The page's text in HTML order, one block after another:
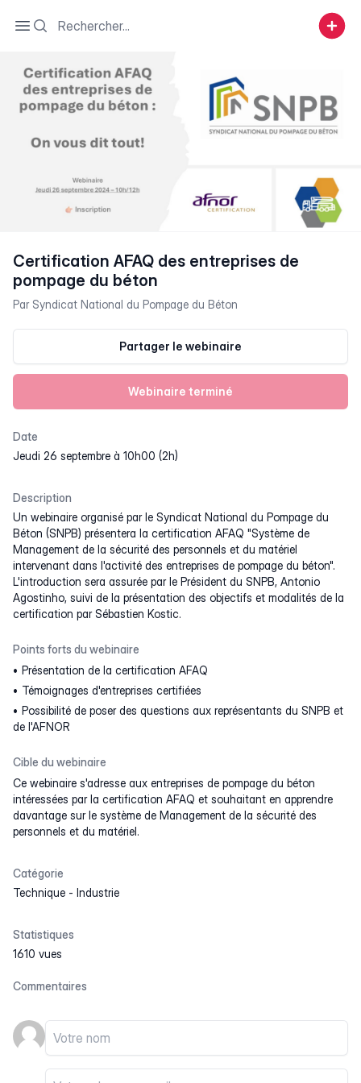
Open sidebar
Search
Certification AFAQ des entreprises de
pompage du béton
Par Syndicat National du Pompage du Béton
Partager le webinaire
Webinaire terminé
Date
jeudi 26 septembre à 10h00 (2h)
Description
Un webinaire organisé par le Syndicat National du Pompage du
Béton (SNPB) présentera la certification AFAQ "Système de
Management de la sécurité des personnels et du matériel
intervenant dans l'activité des entreprises de pompage du béton".
L'introduction sera assurée par le Président du SNPB, Antonio
Agostinho, suivi de la présentation des objectifs et modalités de la
certification par Sébastien Kostic.
Points forts du webinaire
Présentation de la certification AFAQ
Témoignages d'entreprises certifiées
Possibilité de poser des questions aux représentants du SNPB et
de l'AFNOR
Cible du webinaire
Ce webinaire s'adresse aux entreprises de pompage du béton
intéressées par la certification AFAQ et souhaitant en apprendre
davantage sur le système de Management de la sécurité des
personnels et du matériel.
Catégorie
Technique - Industrie
Statistiques
1610 vues
Commentaires
Votre nom
Votre email